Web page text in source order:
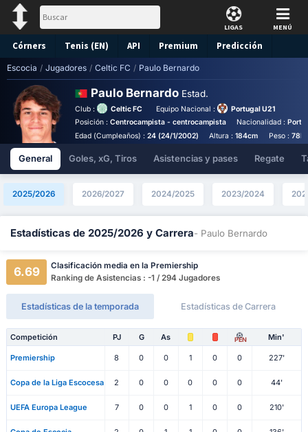
LIGAS MENÚ
Córners Tenis (EN) API Premium Predicción
Escocia / Jugadores / Celtic FC / Paulo Bernardo
Paulo Bernardo Estad.
Club : Celtic FC Equipo Nacional :
Portugal U21
Posición : Centrocampista - centrocampista Nacionalidad :
Edad (Cumpleaños) : 24 (24/1/2002) Altura :184cm Peso :
General Goles, xG, Tiros Asistencias y pases Regate
2025/2026 2026/2027 2024/2025 2023/2024
Estadísticas de 2025/2026 y Carrera- Paulo Bernardo
6.69
Clasificación media en la Premiership
Ranking de Asistencias : -1 / 294 Jugadores
Estadísticas de la temporada Estadísticas de Carrera
Competición PJ G As PEN Min'
Premiership 8 0 0 1 0 0 227'
Copa de la Liga Escocesa 2 0 0 0 0 0 44'
UEFA Europa League 7 0 0 1 0 0 210'